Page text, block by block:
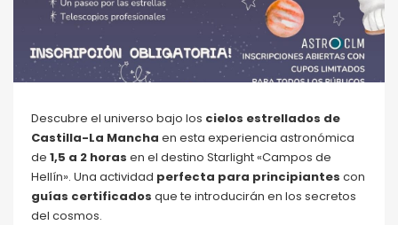
Descubre el universo bajo los cielos estrellados de
Castilla-La Mancha en esta experiencia astronómica
de 1,5 a 2 horas en el destino Starlight «Campos de
Hellín». Una actividad perfecta para principiantes con
guías certificados que te introducirán en los secretos
del cosmos.